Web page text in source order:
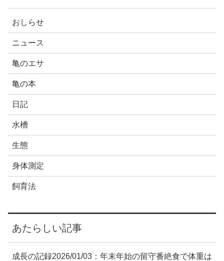
おしらせ
ニュース
亀のエサ
亀の本
日記
水槽
生態
身体測定
飼育法
あたらしい記事
成長の記録2026/01/03：年末年始の留守番絶食で体重は